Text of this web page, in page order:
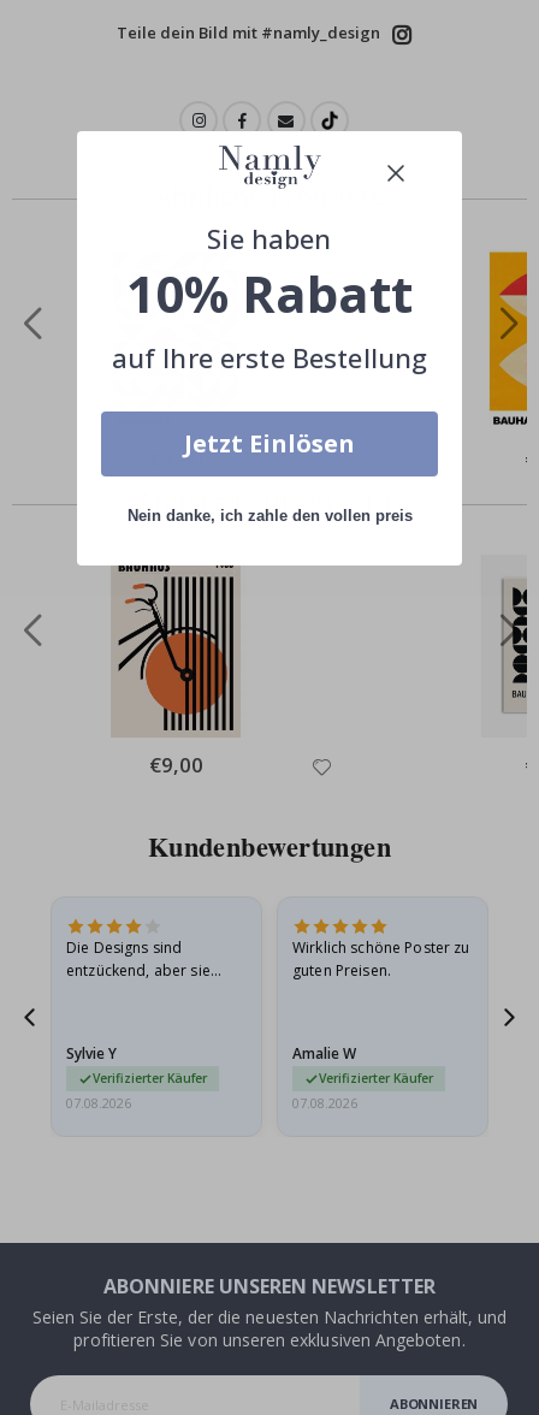
Teile dein Bild mit #namly_design
Ähnliche Produkte
Special
€9,00
Andere kauften auch
Special
Price
€9,00
Kundenbewertungen
Die Designs sind
entzückend, aber sie
sie…
Sylvie Y
Verifizierter Käufer
07.08.2026
Wirklich schöne Poster zu
guten Preisen.
Amalie W
Verifizierter Käufer
07.08.2026
ABONNIERE UNSEREN NEWSLETTER
Seien Sie der Erste, der die neuesten Nachrichten erhält, und
profitieren Sie von unseren exklusiven Angeboten.
ABONNIEREN
Sie haben
10% Rabatt
auf Ihre erste Bestellung
Jetzt Einlösen
Nein danke, ich zahle den vollen preis